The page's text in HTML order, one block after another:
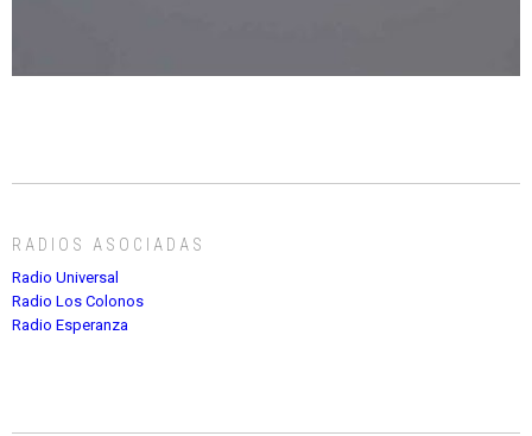
RADIOS ASOCIADAS
Radio Universal
Radio Los Colonos
Radio Esperanza